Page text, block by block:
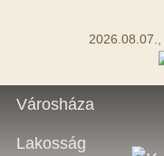
Városháza
Lakosság